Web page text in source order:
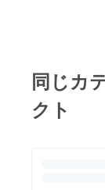
同じカ
クト